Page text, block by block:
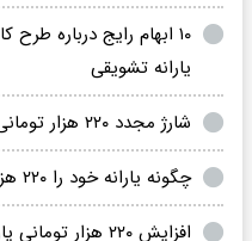
۱۰ ابهام رایج درباره
یارانه تشویقی
شارژ مجدد ۲۲۰ هزار تومانی برای ۷ دهک
چگونه یارانه خود را ۲۲۰ هزار تومان افزایش دهید؟
افزایش ۲۲۰ هزار تومانی یارانه این ۷ دهک